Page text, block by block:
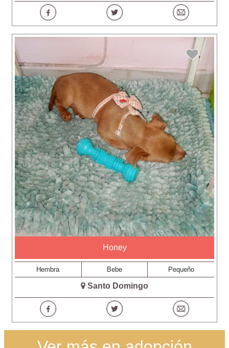
Honey
Hembra Bebe Pequeño
Santo Domingo